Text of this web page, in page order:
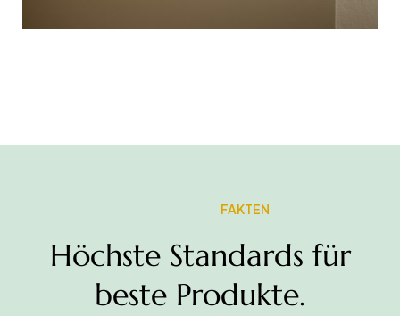
FAKTEN
Höchste Standards für
beste Produkte.